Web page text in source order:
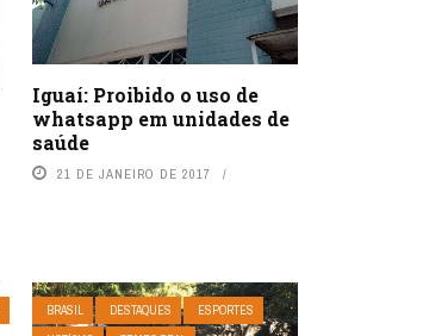
Iguaí: Proibido o uso de
whatsapp em unidades de
saúde
21 DE JANEIRO DE 2017
BRASIL DESTAQUES
ESPORTES